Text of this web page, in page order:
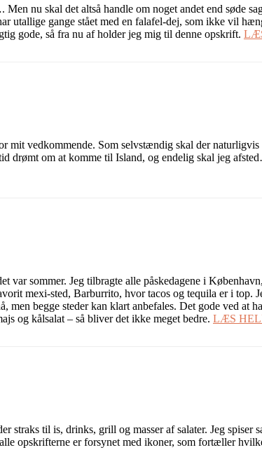
Men nu skal det altså handle om noget andet end søde
utallige gange stået med en falafel-dej, som ikke vil
gode, så fra nu af holder jeg mig til denne opskrift.
vedkommende. Som selvstændig skal der
drømt om at komme til Island, og endelig skal jeg
var sommer. Jeg tilbragte alle påskedagene i
mexi-sted, Barburrito, hvor tacos og tequila er i
begge steder kan klart anbefales. Det gode ved at
og kålsalat – så bliver det ikke meget bedre. LÆS
straks til is, drinks, grill og masser af salater. Jeg
opskrifterne er forsynet med ikoner, som fortæller